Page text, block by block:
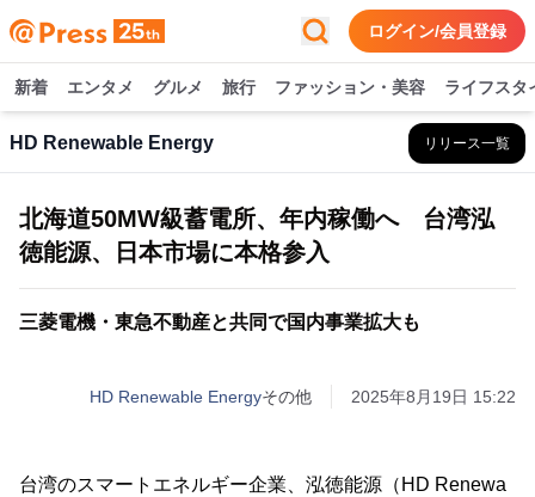
ログイン/会員登録
新着 エンタメ グルメ 旅行 ファッション・美容 ライフスタ
HD Renewable Energy リリース一覧
北海道50MW級蓄電所、年内稼働へ 台湾泓
徳能源、日本市場に本格参入
三菱電機・東急不動産と共同で国内事業拡大も
HD Renewable Energyその他 2025年8月19日 15:22
台湾のスマートエネルギー企業、泓徳能源（HD Renewa